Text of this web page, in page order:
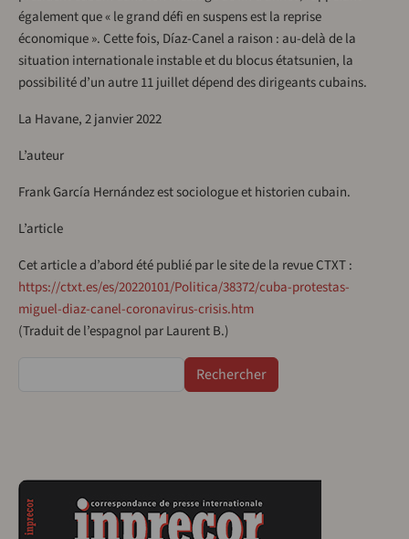
également que « le grand défi en suspens est la reprise
économique ». Cette fois, Díaz-Canel a raison : au-delà de la
situation internationale instable et du blocus étatsunien, la
possibilité d’un autre 11 juillet dépend des dirigeants cubains.
La Havane, 2 janvier 2022
L’auteur
Frank García Hernández est sociologue et historien cubain.
L’article
Cet article a d’abord été publié par le site de la revue CTXT :
https://ctxt.es/es/20220101/Politica/38372/cuba-protestas-
miguel-diaz-canel-coronavirus-crisis.htm
(Traduit de l’espagnol par Laurent B.)